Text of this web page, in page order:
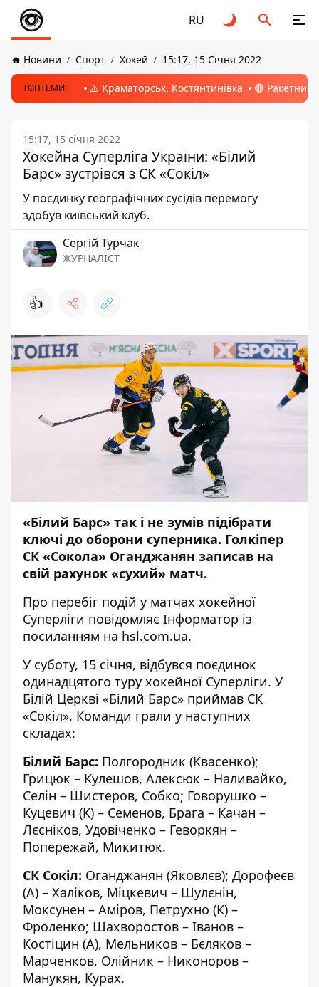
RU
Новини Спорт Хокей 15:17, 15 Січня 2022
ТОПТЕМИ: ⚠️ Краматорськ, Костянтинівка 🔴 Ракетний
15:17, 15 січня 2022
Хокейна Суперліга України: «Білий
Барс» зустрівся з СК «Сокіл»
У поєдинку географічних сусідів перемогу
здобув київський клуб.
Сергій Турчак
ЖУРНАЛІСТ
👍
«Білий Барс» так і не зумів підібрати
ключі до оборони суперника. Голкіпер
СК «Сокола» Оганджанян записав на
свій рахунок «сухий» матч.
Про перебіг подій у матчах хокейної
Суперліги повідомляє Інформатор із
посиланням на hsl.com.ua.
У суботу, 15 січня, відбувся поєдинок
одинадцятого туру хокейної Суперліги. У
Білій Церкві «Білий Барс» приймав СК
«Сокіл». Команди грали у наступних
складах:
Білий Барс: Полгородник (Квасенко);
Грицюк – Кулешов, Алексюк – Наливайко,
Селін – Шистеров, Собко; Говорушко –
Куцевич (К) – Семенов, Брага – Качан –
Лєсніков, Удовіченко – Геворкян –
Попережай, Микитюк.
СК Сокіл: Оганджанян (Яковлєв); Дорофеєв
(А) – Халіков, Міцкевич – Шулєнін,
Моксунен – Аміров, Петрухно (К) –
Фроленко; Шахворостов – Іванов –
Костіцин (А), Мельников – Бєляков –
Марченков, Олійник – Никоноров –
Манукян, Курах.